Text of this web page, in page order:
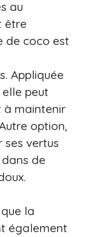
au
être
de coco est
Appliquée
peut
à maintenir
option,
ses vertus
de
la
également